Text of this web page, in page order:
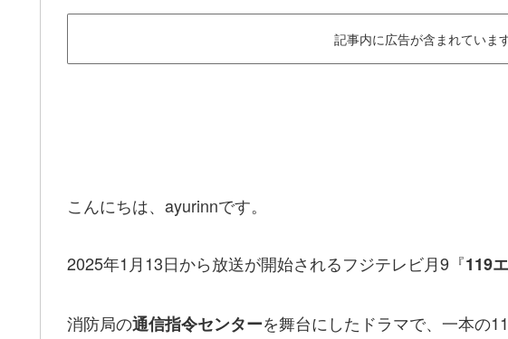
記事内に広告が含まれています
こんにちは、ayurinnです。
2025年1月13日から放送が開始されるフジテレビ月9『119
消防局の通信指令センターを舞台にしたドラマで、一本の